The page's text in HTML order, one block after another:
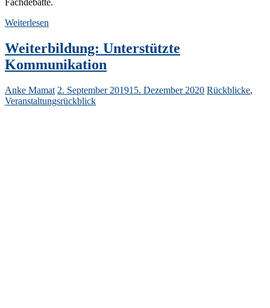
Weiterlesen
Weiterbildung: Unterstützte
Kommunikation
Anke Mamat 2. September 201915. Dezember 2020 Rückblicke,
Veranstaltungsrückblick